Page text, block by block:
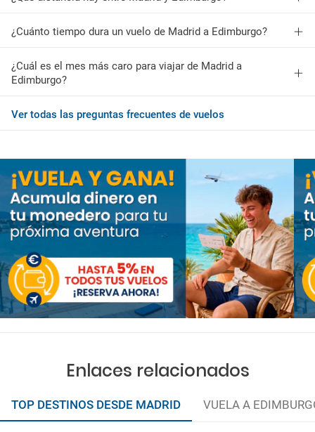
¿Cuánto tiempo dura un vuelo de Madrid a Edimburgo?
¿Cuál es el mes más caro para viajar de Madrid a
Edimburgo?
Ver todas las preguntas frecuentes de vuelos
Enlaces relacionados
TOP DESTINOS DESDE MADRID VUELA A